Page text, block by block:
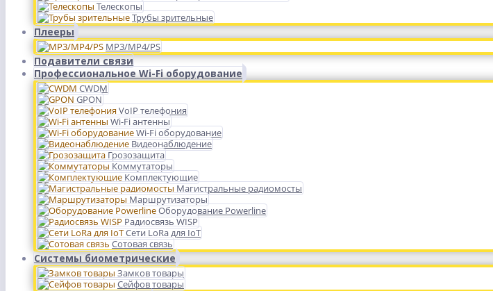
Телескопы
Трубы зрительные
Плееры
MP3/MP4/PS
Подавители связи
Профессиональное Wi-Fi оборудование
CWDM
GPON
VoIP телефония
Wi-Fi антенны
Wi-Fi оборудование
Видеонаблюдение
Грозозащита
Коммутаторы
Комплектующие
Магистральные радиомосты
Маршрутизаторы
Оборудование Powerline
Радиосвязь WISP
Сети LoRa для IoT
Сотовая связь
Системы биометрические
Замков товары
Сейфов товары